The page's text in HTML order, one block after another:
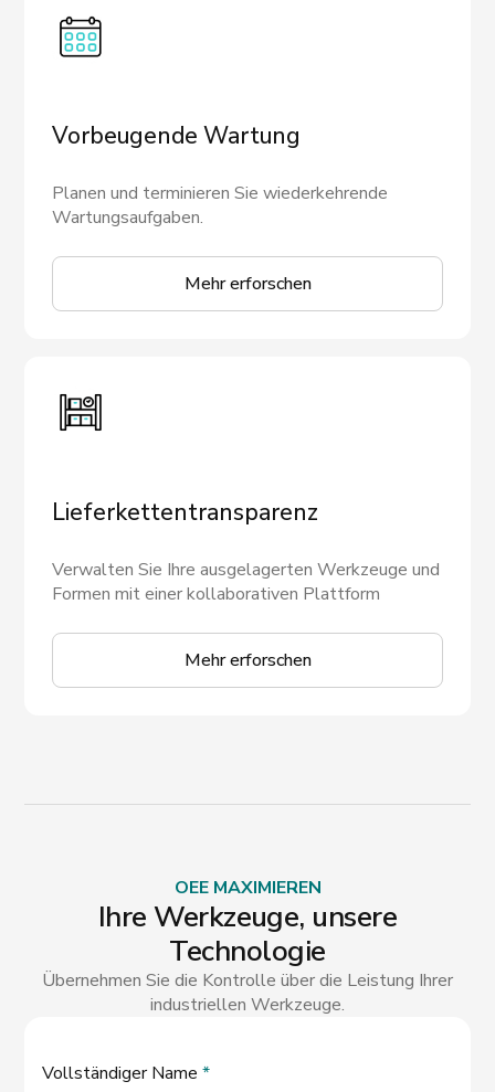
Vorbeugende Wartung
Planen und terminieren Sie wiederkehrende
Wartungsaufgaben.
Mehr erforschen
Lieferkettentransparenz
Verwalten Sie Ihre ausgelagerten Werkzeuge und
Formen mit einer kollaborativen Plattform
Mehr erforschen
OEE MAXIMIEREN
Ihre Werkzeuge, unsere
Technologie
Übernehmen Sie die Kontrolle über die Leistung Ihrer
industriellen Werkzeuge.
Vollständiger Name*